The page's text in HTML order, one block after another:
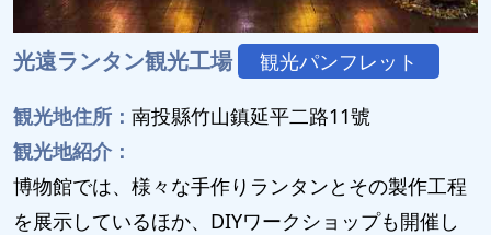
光遠ランタン観光工場 観光パンフレット
観光地住所： 南投縣竹山鎮延平二路11號
観光地紹介：
博物館では、様々な手作りランタンとその製作工程
を展示しているほか、DIYワークショップも開催し